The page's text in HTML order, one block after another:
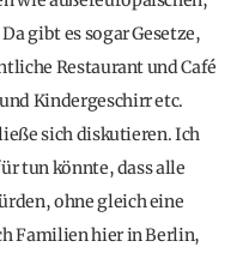
gibt es sogar Gesetze,
Restaurant und Café
Kindergeschirr etc.
sich diskutieren. Ich
tun könnte, dass alle
ohne gleich eine
Familien hier in Berlin,